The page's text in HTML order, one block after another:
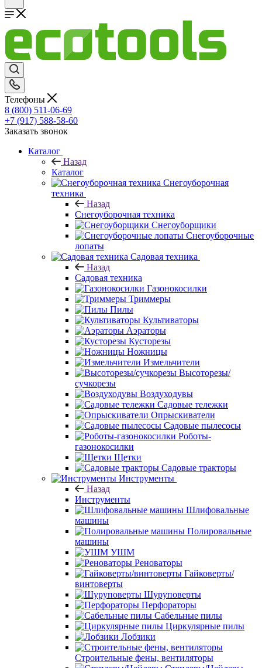
Телефоны
8 (800) 511-06-69
+7 (917) 588-58-60
Заказать звонок
Каталог
Назад
Каталог
Снегоуборочная
техника
Назад
Снегоуборочная техника
Снегоуборщики
Снегоуборочные
лопаты
Садовая техника
Назад
Садовая техника
Газонокосилки
Триммеры
Пилы
Культиваторы
Аэраторы
Кусторезы
Ножницы
Измельчители
Высоторезы/
сучкорезы
Воздуходувы
Садовые тележки
Опрыскиватели
Садовые пылесосы
Роботы-
газонокосилки
Щетки
Садовые тракторы
Инструменты
Назад
Инструменты
Шлифовальные
машины
Полировальные
машины
УШМ
Реноваторы
Гайковерты/
винтоверты
Шуруповерты
Перфораторы
Сабельные пилы
Циркулярные пилы
Лобзики
Строительные фены, вентиляторы